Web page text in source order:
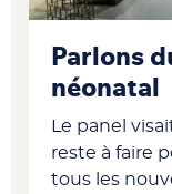
Parlons
néonatal
Le panel
reste à faire
tous les